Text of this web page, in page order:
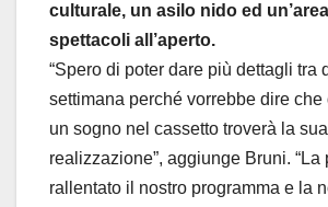
culturale, un asilo nido ed
spettacoli all’aperto.
“Spero di poter dare più dettagli tra
settimana perché vorrebbe dire che
un sogno nel cassetto troverà la
realizzazione”, aggiunge Bruni. “La
rallentato il nostro programma e la